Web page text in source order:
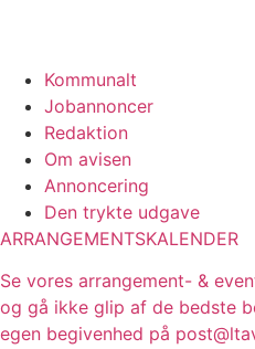
Kommunalt
Jobannoncer
Redaktion
Om avisen
Annoncering
Den trykte udgave
ARRANGEMENTSKALENDER
Se vores arrangement- &
og gå ikke glip af de bedste
egen begivenhed på